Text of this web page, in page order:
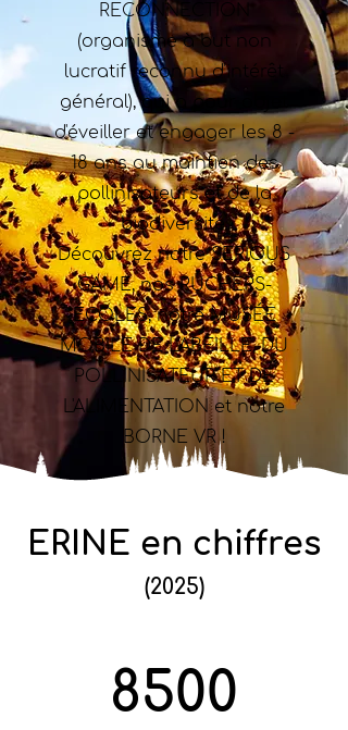
RECONNECTION
(organisme à but non
lucratif reconnu d'intérêt
général), qui a pour objet
d'éveiller et engager les 8 -
18 ans au maintien des
pollinisateurs et de la
biodiversité.
Découvrez notre SERIOUS
GAME, nos RUCHERS-
ÉCOLES, notre MUSÉE
MOBILE DE L'ABEILLE, DU
POLLINISATEUR ET DE
L'ALIMENTATION et notre
BORNE VR !
ERINE en chiffres
(2025)
8500